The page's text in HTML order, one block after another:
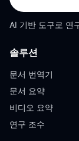
AI 기반 도구로 연
솔루션
문서 번역기
문서 요약
비디오 요약
연구 조수